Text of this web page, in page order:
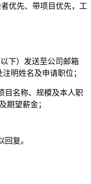
优先、带项目优先，工
下）发送至公司邮箱
注明姓名及申请职位；
目名称、规模及本人职
期望薪金；
复。